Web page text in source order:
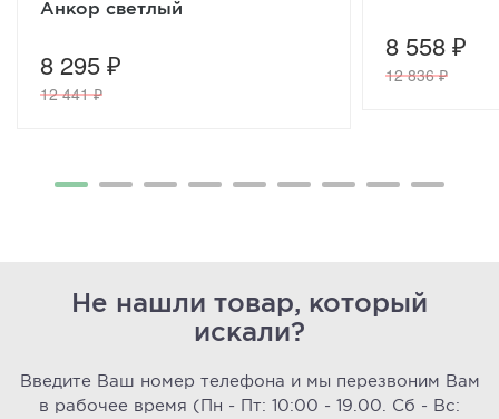
Анкор светлый
8 295 ₽
12 441 ₽
8 558 ₽
12 836 ₽
Не нашли товар, который
искали?
Введите Ваш номер телефона и мы перезвоним Вам
в рабочее время (Пн - Пт: 10:00 - 19.00. Сб - Вс: